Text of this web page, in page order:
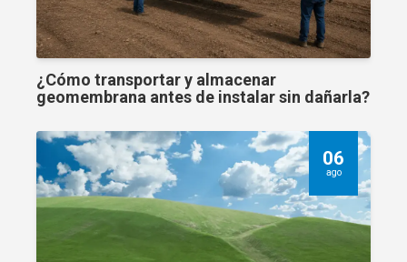
¿Cómo transportar y almacenar
geomembrana antes de instalar sin dañarla?
06
ago